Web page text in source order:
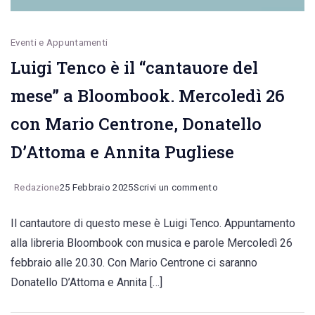
Eventi e Appuntamenti
Luigi Tenco è il “cantauore del
mese” a Bloombook. Mercoledì 26
con Mario Centrone, Donatello
D’Attoma e Annita Pugliese
Redazione25 Febbraio 2025Scrivi un commentoon
Tenco
è
Il cantautore di questo mese è Luigi Tenco. Appuntamento
alla libreria Bloombook con musica e parole Mercoledì 26
febbraio alle 20.30. Con Mario Centrone ci saranno
Donatello D’Attoma e Annita […]